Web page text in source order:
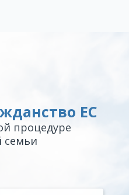
ЕС
процедуре
семьи